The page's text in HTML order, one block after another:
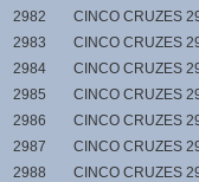
2982
CINCO CRUZES
2983
CINCO CRUZES
2984
CINCO CRUZES
2985
CINCO CRUZES
2986
CINCO CRUZES
2987
CINCO CRUZES
2988
CINCO CRUZES